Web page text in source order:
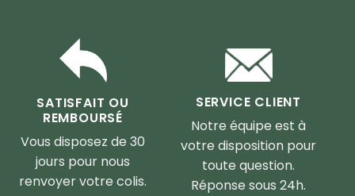
SATISFAIT OU
REMBOURSÉ
Vous disposez de 30
jours pour nous
renvoyer votre colis.
SERVICE CLIENT
Notre équipe est à
votre disposition pour
toute question.
Réponse sous 24h.